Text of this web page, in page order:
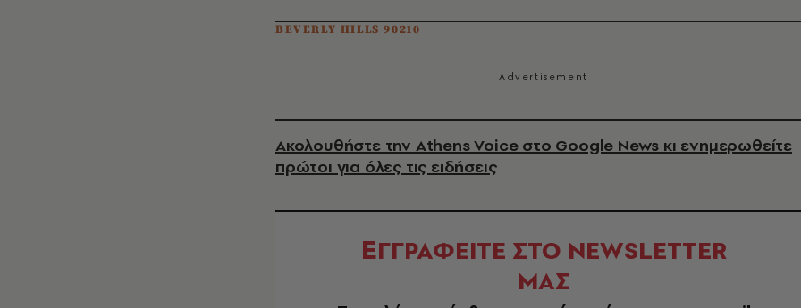
BEVERLY HILLS 90210
Ακολουθήστε την Athens Voice στο Google News κι ενημερωθείτε
πρώτοι για όλες τις ειδήσεις
ΕΓΓΡΑΦΕΙΤΕ ΣΤΟ NEWSLETTER
ΜΑΣ